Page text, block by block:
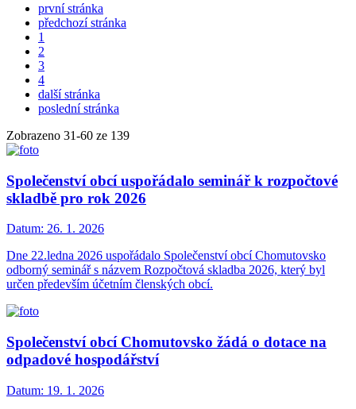
první stránka
předchozí stránka
1
2
3
4
další stránka
poslední stránka
Zobrazeno 31-60 ze 139
Společenství obcí uspořádalo seminář k rozpočtové
skladbě pro rok 2026
Datum: 26. 1. 2026
Dne 22.ledna 2026 uspořádalo Společenství obcí Chomutovsko
odborný seminář s názvem Rozpočtová skladba 2026, který byl
určen především účetním členských obcí.
Společenství obcí Chomutovsko žádá o dotace na
odpadové hospodářství
Datum: 19. 1. 2026